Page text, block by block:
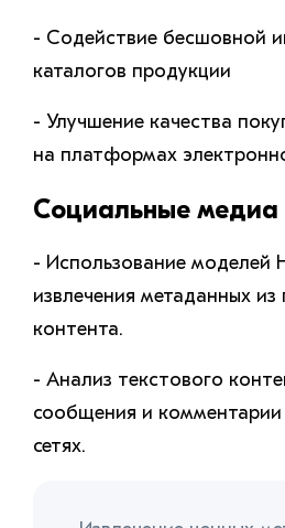
- Содействие бесшовной
каталогов продукции
- Улучшение качества
на платформах
Социальные медиа
- Использование моделей
извлечения метаданных из
контента.
- Анализ текстового
сообщения и комментарии
сетях.